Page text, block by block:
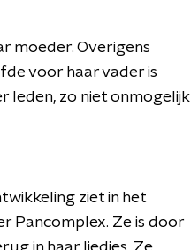
moeder. Overigens
voor haar vader is
leden, zo niet onmogelijk
ziet in het
Pancomplex. Ze is door